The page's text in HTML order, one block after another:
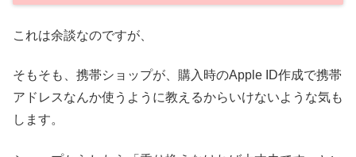
これは余談なのですが、
そもそも、携帯ショップが、購入時のApple ID作成で携帯
アドレスなんか使うように教えるからいけないような気も
します。